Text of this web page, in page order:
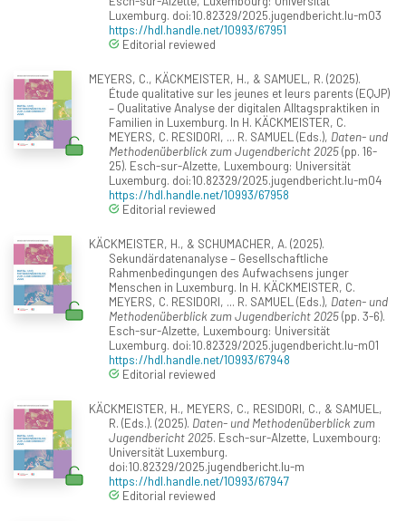
Luxemburg. doi:10.82329/2025.jugendbericht.lu-m03
https://hdl.handle.net/10993/67951
Editorial reviewed
MEYERS, C., KÄCKMEISTER, H., & SAMUEL, R. (2025).
Étude qualitative sur les jeunes et leurs parents (EQJP)
– Qualitative Analyse der digitalen Alltagspraktiken in
Familien in Luxemburg. In H. KÄCKMEISTER, C.
MEYERS, C. RESIDORI, ... R. SAMUEL (Eds.), Daten- und
Methodenüberblick zum Jugendbericht 2025(pp. 16-
25). Esch-sur-Alzette, Luxembourg: Universität
Luxemburg. doi:10.82329/2025.jugendbericht.lu-m04
https://hdl.handle.net/10993/67958
Editorial reviewed
KÄCKMEISTER, H., & SCHUMACHER, A. (2025).
Sekundärdatenanalyse – Gesellschaftliche
Rahmenbedingungen des Aufwachsens junger
Menschen in Luxemburg. In H. KÄCKMEISTER, C.
MEYERS, C. RESIDORI, ... R. SAMUEL (Eds.), Daten- und
Methodenüberblick zum Jugendbericht 2025(pp. 3-6).
Esch-sur-Alzette, Luxembourg: Universität
Luxemburg. doi:10.82329/2025.jugendbericht.lu-m01
https://hdl.handle.net/10993/67948
Editorial reviewed
KÄCKMEISTER, H., MEYERS, C., RESIDORI, C., & SAMUEL,
R. (Eds.). (2025). Daten- und Methodenüberblick zum
Jugendbericht 2025. Esch-sur-Alzette, Luxembourg:
Universität Luxemburg.
doi:10.82329/2025.jugendbericht.lu-m
https://hdl.handle.net/10993/67947
Editorial reviewed